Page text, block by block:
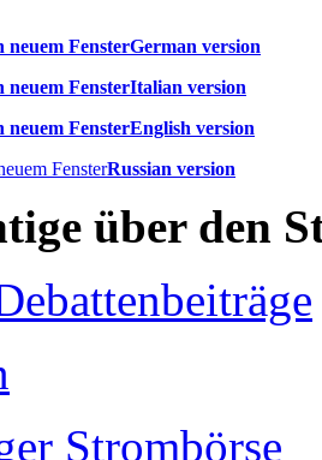
German version
Italian version
English version
Russian version
über den
Strombörse